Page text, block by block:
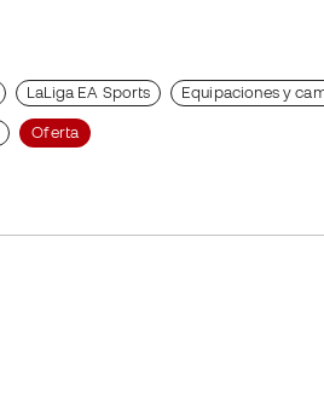
LaLiga EA Sports Equipaciones y
Oferta